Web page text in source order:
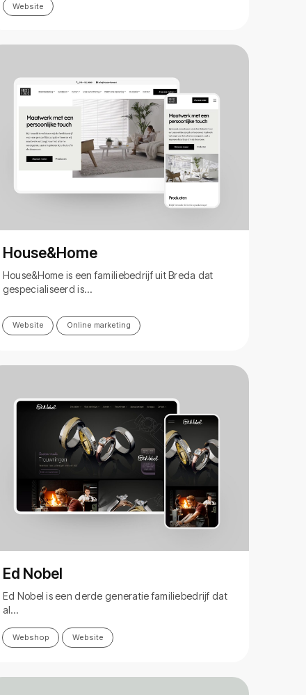
Website
House&Home
House&Home is een familiebedrijf uit Breda dat
gespecialiseerd is…
Website Online marketing
Ed Nobel
Ed Nobel is een derde generatie familiebedrijf dat
al…
Webshop Website